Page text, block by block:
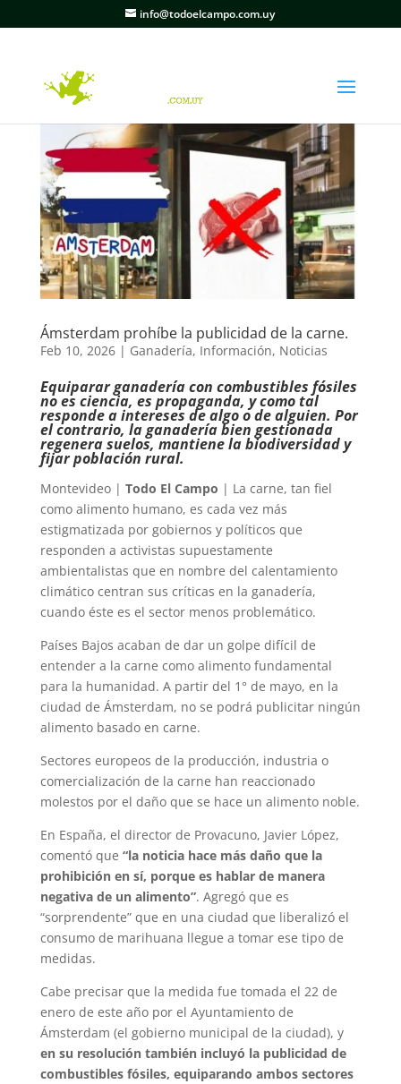
info@todoelcampo.com.uy
Ámsterdam prohíbe la publicidad de la carne.
Feb 10, 2026| Ganadería, Información, Noticias
Equiparar ganadería con combustibles fósiles
no es ciencia, es propaganda, y como tal
responde a intereses de algo o de alguien. Por
el contrario, la ganadería bien gestionada
regenera suelos, mantiene la biodiversidad y
fijar población rural.
Montevideo | Todo El Campo | La carne, tan fiel
como alimento humano, es cada vez más
estigmatizada por gobiernos y políticos que
responden a activistas supuestamente
ambientalistas que en nombre del calentamiento
climático centran sus críticas en la ganadería,
cuando éste es el sector menos problemático.
Países Bajos acaban de dar un golpe difícil de
entender a la carne como alimento fundamental
para la humanidad. A partir del 1° de mayo, en la
ciudad de Ámsterdam, no se podrá publicitar ningún
alimento basado en carne.
Sectores europeos de la producción, industria o
comercialización de la carne han reaccionado
molestos por el daño que se hace un alimento noble.
En España, el director de Provacuno, Javier López,
comentó que “la noticia hace más daño que la
prohibición en sí, porque es hablar de manera
negativa de un alimento”. Agregó que es
“sorprendente” que en una ciudad que liberalizó el
consumo de marihuana llegue a tomar ese tipo de
medidas.
Cabe precisar que la medida fue tomada el 22 de
enero de este año por el Ayuntamiento de
Ámsterdam (el gobierno municipal de la ciudad), y
en su resolución también incluyó la publicidad de
combustibles fósiles, equiparando ambos sectores